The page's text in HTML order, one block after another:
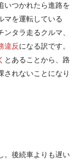
いつかれたら進路を
マを運転している
タラ走るクルマ、
違反になる訳です。
とあることから、路
されないことになり
。後続車よりも遅い